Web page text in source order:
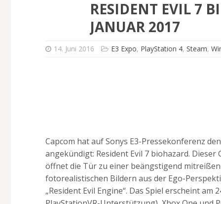
RESIDENT EVIL 7
JANUAR 2017
14. Juni 2016 E3 Expo, PlayStation 4,Steam,
Capcom hat auf Sonys E3-Pressekonferenz
angekündigt: Resident Evil 7 biohazard.
öffnet die Tür zu einer beängstigend
fotorealistischen Bildern aus der Ego-
„Resident Evil Engine“. Das Spiel erscheint